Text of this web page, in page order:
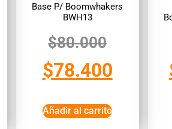
Base P/ Boomwhakers
BWH13
$80.000
$78.400
Añadir al carrito